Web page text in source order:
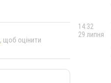
, щоб оцінити
14:32
29 липня